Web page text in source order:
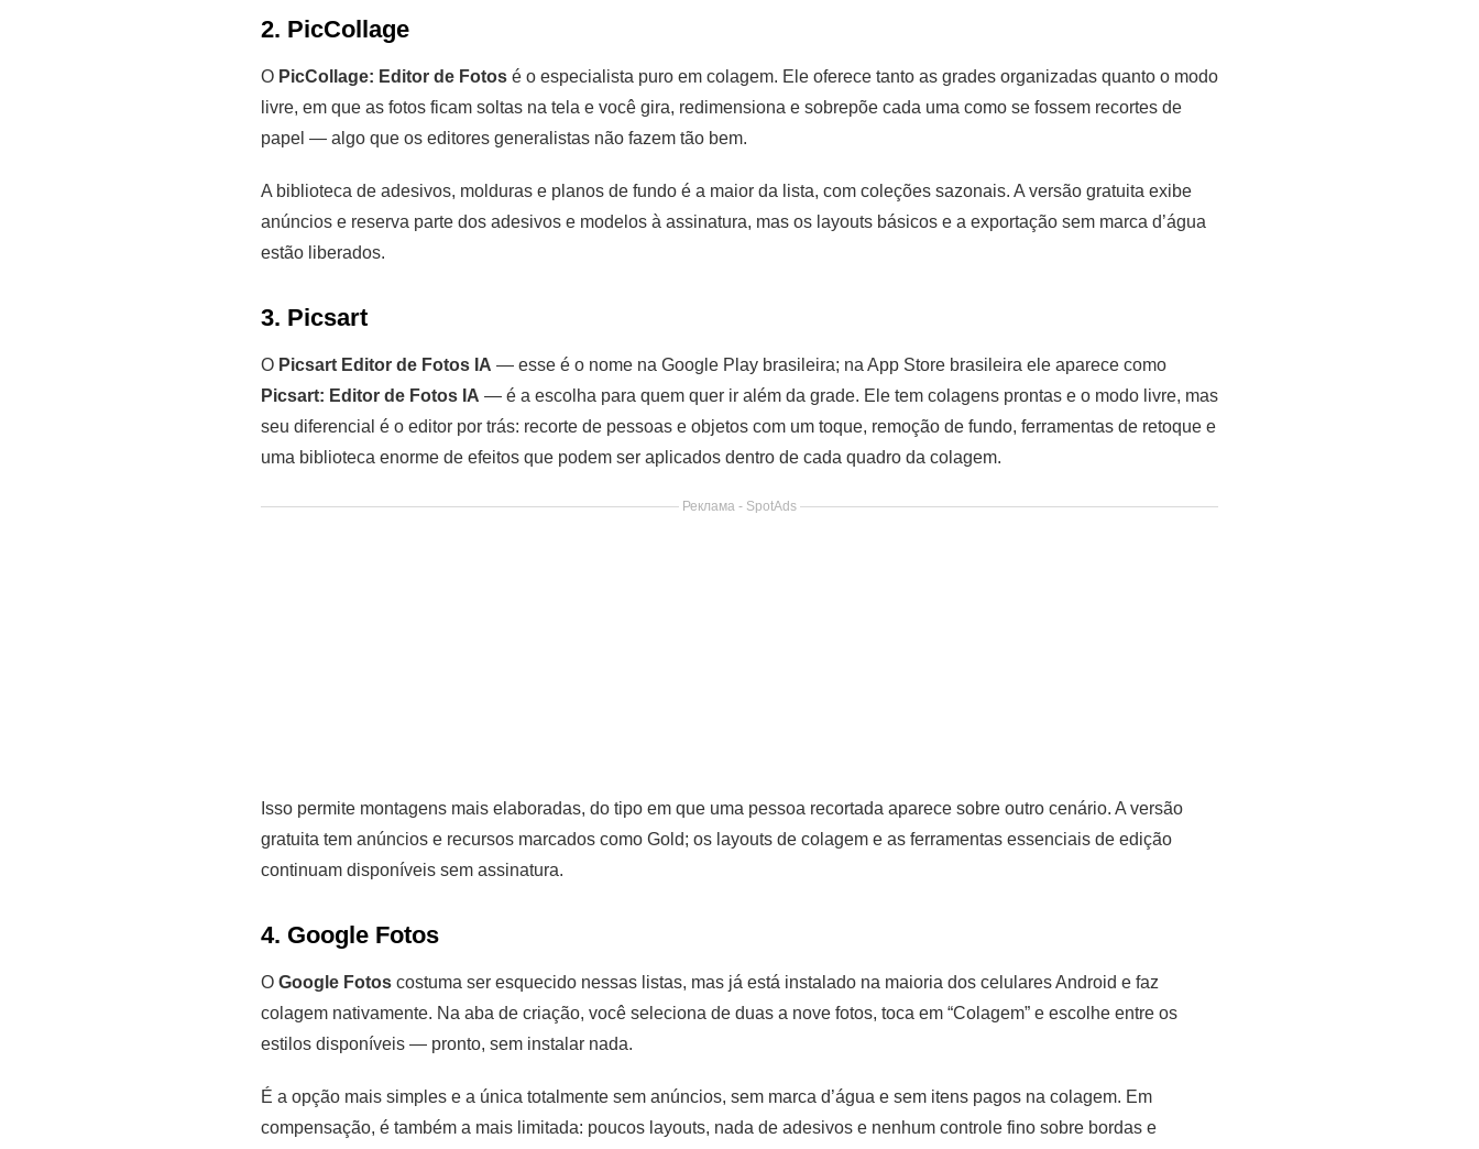
2. PicCollage
О PicCollage: Editor de Fotos é o especialista puro em colagem. Ele oferece tanto as grades organizadas quanto o modo
livre, em que as fotos ficam soltas na tela e você gira, redimensiona e sobrepõe cada uma como se fossem recortes de
papel — algo que os editores generalistas não fazem tão bem.
A biblioteca de adesivos, molduras e planos de fundo é a maior da lista, com coleções sazonais. A versão gratuita exibe
anúncios e reserva parte dos adesivos e modelos à assinatura, mas os layouts básicos e a exportação sem marca d’água
estão liberados.
3. Picsart
О Picsart Editor de Fotos IA — esse é o nome na Google Play brasileira; na App Store brasileira ele aparece como
Picsart: Editor de Fotos IA — é a escolha para quem quer ir além da grade. Ele tem colagens prontas e o modo livre, mas
seu diferencial é o editor por trás: recorte de pessoas e objetos com um toque, remoção de fundo, ferramentas de retoque e
uma biblioteca enorme de efeitos que podem ser aplicados dentro de cada quadro da colagem.
Реклама - SpotAds
Isso permite montagens mais elaboradas, do tipo em que uma pessoa recortada aparece sobre outro cenário. A versão
gratuita tem anúncios e recursos marcados como Gold; os layouts de colagem e as ferramentas essenciais de edição
continuam disponíveis sem assinatura.
4. Google Fotos
О Google Fotos costuma ser esquecido nessas listas, mas já está instalado na maioria dos celulares Android e faz
colagem nativamente. Na aba de criação, você seleciona de duas a nove fotos, toca em “Colagem” e escolhe entre os
estilos disponíveis — pronto, sem instalar nada.
É a opção mais simples e a única totalmente sem anúncios, sem marca d’água e sem itens pagos na colagem. Em
compensação, é também a mais limitada: poucos layouts, nada de adesivos e nenhum controle fino sobre bordas e